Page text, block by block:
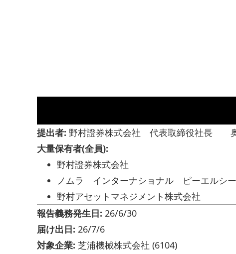
提出者: 野村證券株式会社 代表取締役社長
大量保有者(全員):
野村證券株式会社
ノムラ インターナショナル ピーエルシ
野村アセットマネジメント株式会社
報告義務発生日: 26/6/30
届け出日: 26/7/6
対象企業: 芝浦機械株式会社 (6104)